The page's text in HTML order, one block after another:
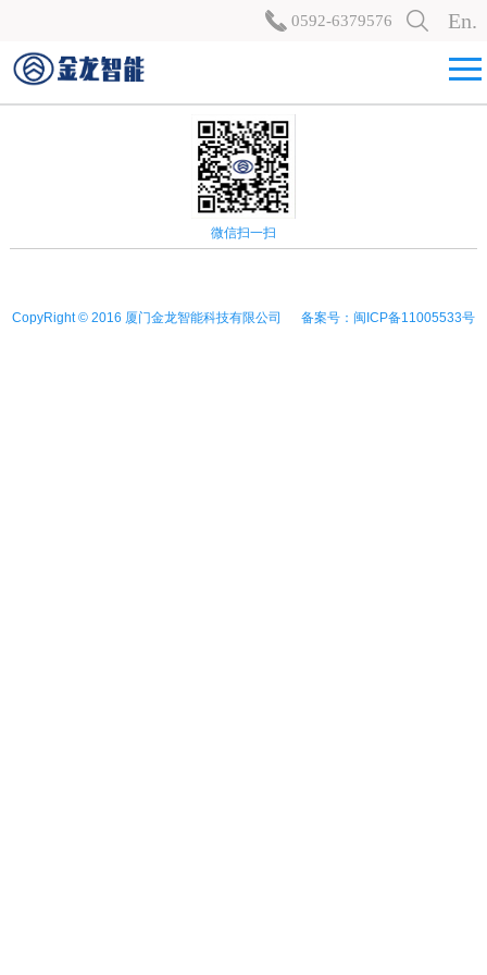
0592-6379576 En.
微信扫一扫
CopyRight © 2016 厦门金龙智能科技有限公司 备案号：闽ICP备11005533号